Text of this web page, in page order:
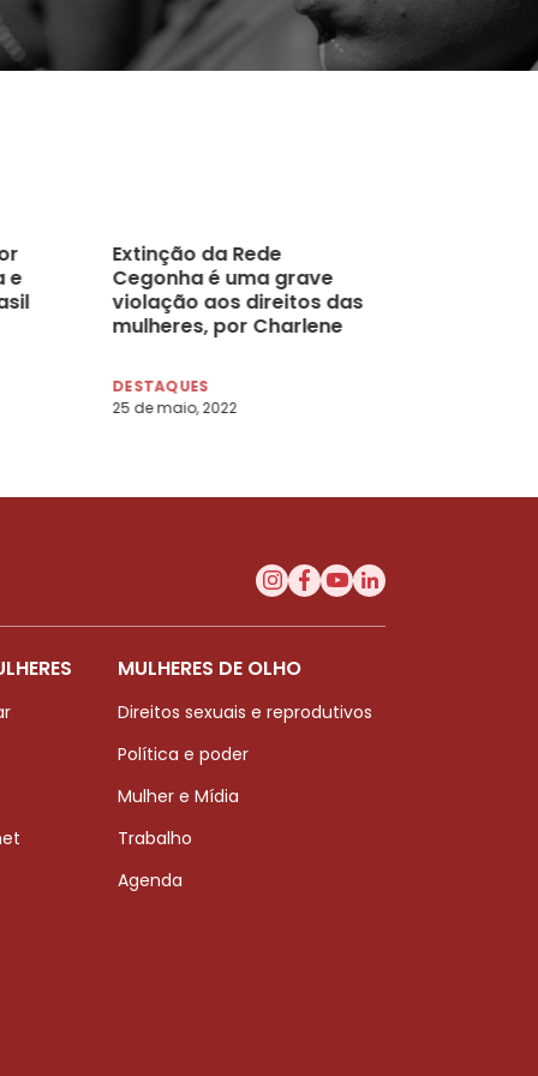
e
Extinção da Rede
Cegonha é uma grave
violação aos direitos das
mulheres, por Charlene
DESTAQUES
25 de maio, 2022
MULHERES DE OLHO
Direitos sexuais e reprodutivos
Política e poder
Mulher e Mídia
Trabalho
Agenda